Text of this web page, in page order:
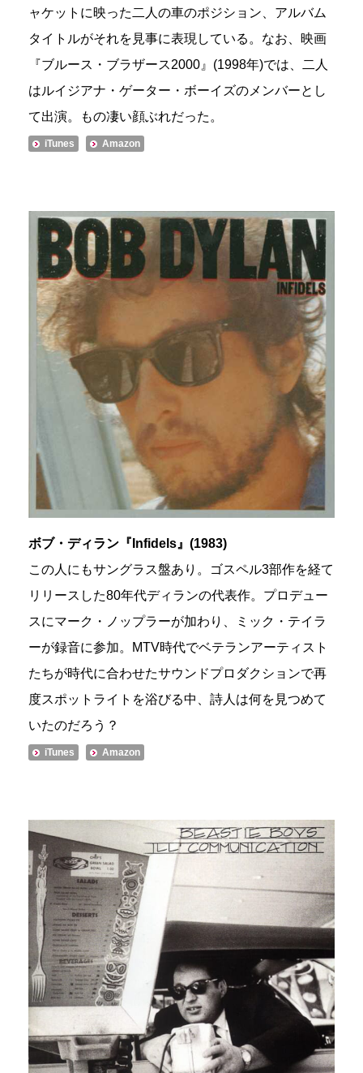
ャケットに映った二人の車のポジション、アルバム
タイトルがそれを見事に表現している。なお、映画
『ブルース・ブラザース2000』(1998年)では、二人
はルイジアナ・ゲーター・ボーイズのメンバーとし
て出演。もの凄い顔ぶれだった。
iTunes Amazon
ボブ・ディラン『Infidels』(1983)
この人にもサングラス盤あり。ゴスペル3部作を経て
リリースした80年代ディランの代表作。プロデュー
スにマーク・ノップラーが加わり、ミック・テイラ
ーが録音に参加。MTV時代でベテランアーティスト
たちが時代に合わせたサウンドプロダクションで再
度スポットライトを浴びる中、詩人は何を見つめて
いたのだろう？
iTunes Amazon